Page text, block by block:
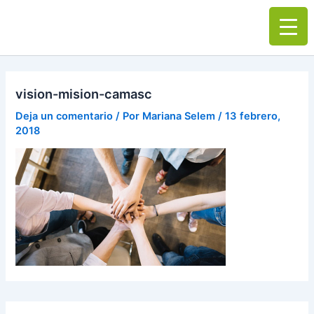
Main
vision-mision-camasc
Deja un comentario / Por Mariana Selem/13 febrero,
2018